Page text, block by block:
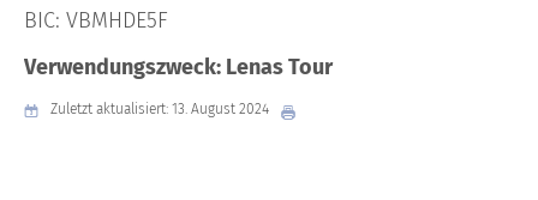
BIC: VBMHDE5F
Verwendungszweck: Lenas Tour
Zuletzt aktualisiert: 13. August 2024